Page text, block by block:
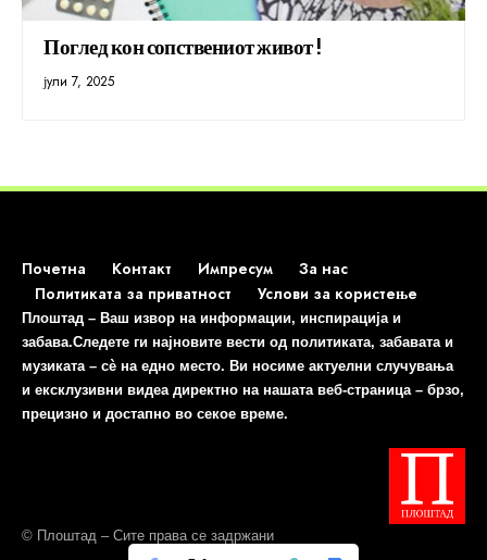
Поглед кон сопствениот живот !
јули 7, 2025
Почетна Контакт Импресум
За нас
Политиката за приватност
Услови за користење
Плоштад – Ваш извор на информации, инспирација и
забава.Следете ги најновите вести од политиката, забавата и
музиката – сè на едно место. Ви носиме актуелни случувања
и ексклузивни видеа директно на нашата веб-страница – брзо,
прецизно и достапно во секое време.
© Плоштад – Сите права се задржани